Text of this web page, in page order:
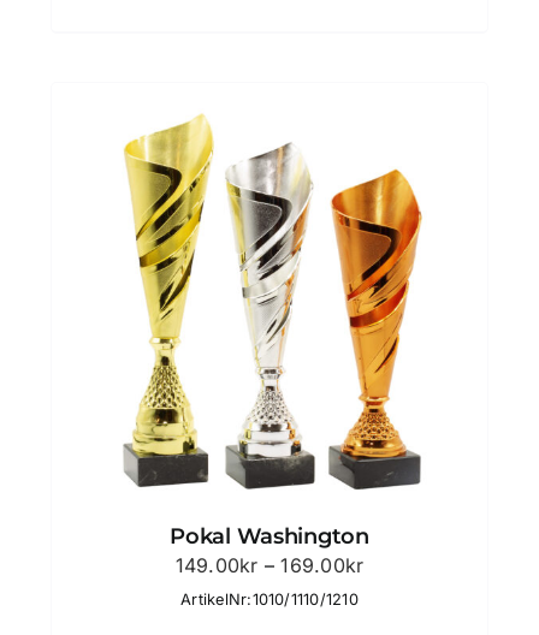
Pokal Washington
149.00kr – 169.00krPrisintervall:
ArtikelNr:1010/1110/1210